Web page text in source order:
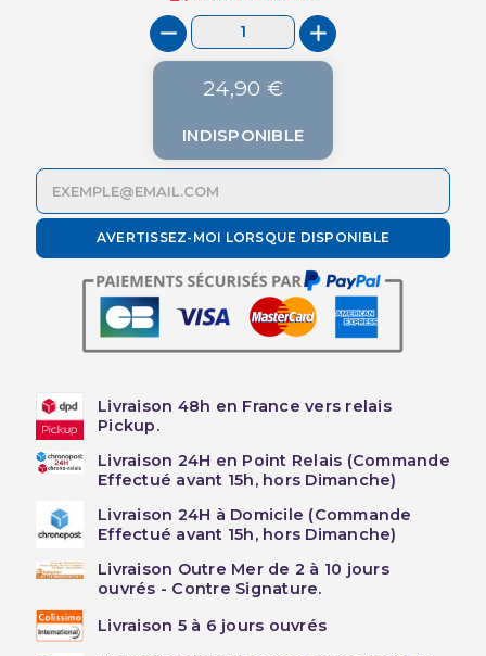
24,90 €
INDISPONIBLE
AVERTISSEZ-MOI LORSQUE DISPONIBLE
Livraison 48h en France vers relais
Pickup.
Livraison 24H en Point Relais (Commande
Effectué avant 15h, hors Dimanche)
Livraison 24H à Domicile (Commande
Effectué avant 15h, hors Dimanche)
Livraison Outre Mer de 2 à 10 jours
ouvrés - Contre Signature.
Livraison 5 à 6 jours ouvrés